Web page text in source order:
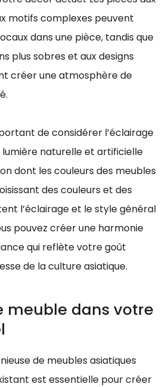
motifs complexes peuvent
dans une pièce, tandis que
plus sobres et aux designs
créer une atmosphère de
de considérer l’éclairage
lumière naturelle et artificielle
dont les couleurs des meubles
des couleurs et des
l’éclairage et le style général
pouvez créer une harmonie
qui reflète votre goût
de la culture asiatique.
meuble dans votre
de meubles asiatiques
est essentielle pour créer